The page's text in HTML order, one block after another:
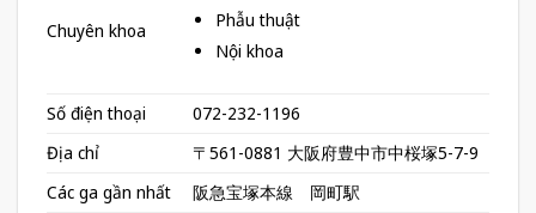
Chuyên khoa
Phẫu thuật
Nội khoa
Số điện thoại
072-232-1196
Địa chỉ
〒561-0881 大阪府豊中市中桜塚5-7-9
Các ga gần nhất
阪急宝塚本線 岡町駅